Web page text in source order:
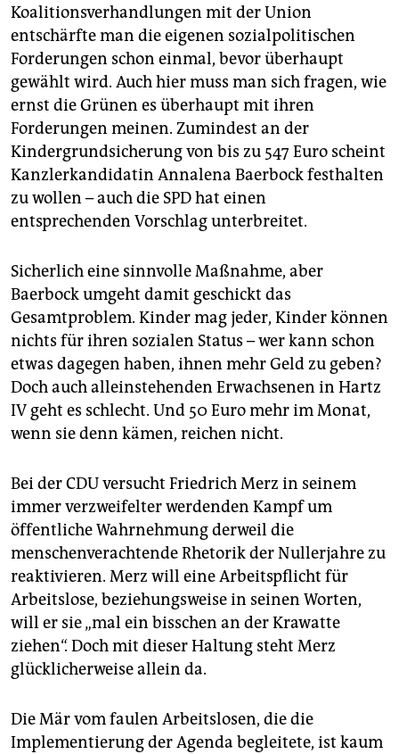
Koalitionsverhandlungen mit der Union
entschärfte man die eigenen sozialpolitischen
Forderungen schon einmal, bevor überhaupt
gewählt wird. Auch hier muss man sich fragen, wie
ernst die Grünen es überhaupt mit ihren
Forderungen meinen. Zumindest an der
Kindergrundsicherung von bis zu 547 Euro scheint
Kanzlerkandidatin Annalena Baerbock festhalten
zu wollen – auch die SPD hat einen
entsprechenden Vorschlag unterbreitet.
Sicherlich eine sinnvolle Maßnahme, aber
Baerbock umgeht damit geschickt das
Gesamtproblem. Kinder mag jeder, Kinder können
nichts für ihren sozialen Status – wer kann schon
etwas dagegen haben, ihnen mehr Geld zu geben?
Doch auch alleinstehenden Erwachsenen in Hartz
IV geht es schlecht. Und 50 Euro mehr im Monat,
wenn sie denn kämen, reichen nicht.
Bei der CDU versucht Friedrich Merz in seinem
immer verzweifelter werdenden Kampf um
öffentliche Wahrnehmung derweil die
menschenverachtende Rhetorik der Nullerjahre zu
reaktivieren. Merz will eine Arbeitspflicht für
Arbeitslose, beziehungsweise in seinen Worten,
will er sie „mal ein bisschen an der Krawatte
ziehen“. Doch mit dieser Haltung steht Merz
glücklicherweise allein da.
Die Mär vom faulen Arbeitslosen, die die
Implementierung der Agenda begleitete, ist kaum